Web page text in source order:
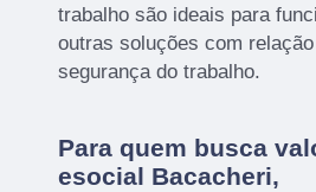
trabalho são ideais para
outras soluções com
segurança do trabalho.
Para quem busca
esocial Bacacheri,